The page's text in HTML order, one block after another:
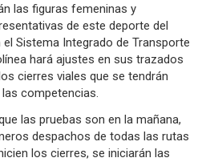
las figuras femeninas y
de este deporte del
Sistema Integrado de Transporte
hará ajustes en sus trazados
cierres viales que se tendrán
competencias.
las pruebas son en la mañana,
despachos de todas las rutas
los cierres, se iniciarán las